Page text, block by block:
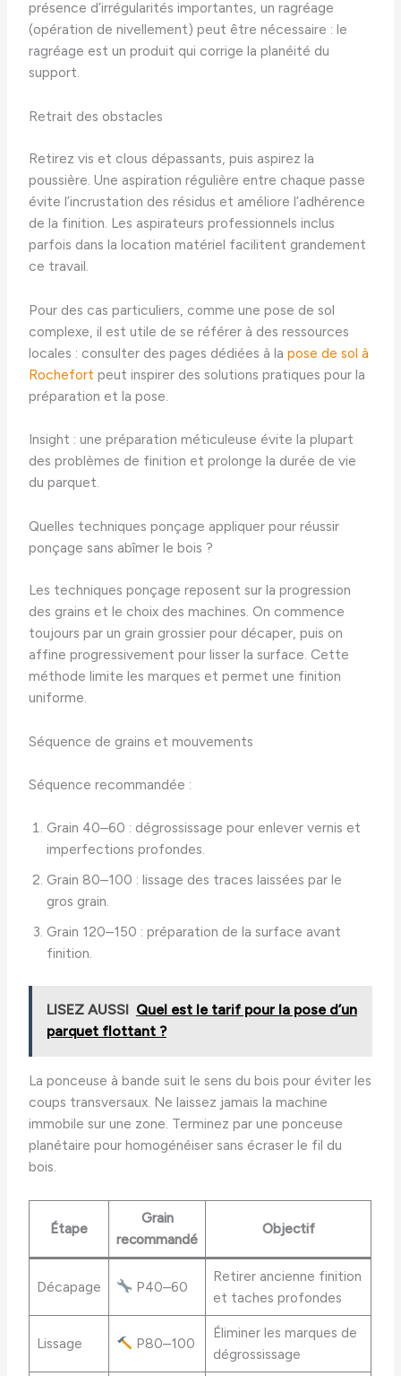
présence d’irrégularités importantes, un ragréage
(opération de nivellement) peut être nécessaire : le
ragréage est un produit qui corrige la planéité du
support.
Retrait des obstacles
Retirez vis et clous dépassants, puis aspirez la
poussière. Une aspiration régulière entre chaque passe
évite l’incrustation des résidus et améliore l’adhérence
de la finition. Les aspirateurs professionnels inclus
parfois dans la location matériel facilitent grandement
ce travail.
Pour des cas particuliers, comme une pose de sol
complexe, il est utile de se référer à des ressources
locales : consulter des pages dédiées à lapose de sol à
Rochefort peut inspirer des solutions pratiques pour la
préparation et la pose.
Insight : une préparation méticuleuse évite la plupart
des problèmes de finition et prolonge la durée de vie
du parquet.
Quelles techniques ponçage appliquer pour réussir
ponçage sans abîmer le bois ?
Les techniques ponçage reposent sur la progression
des grains et le choix des machines. On commence
toujours par un grain grossier pour décaper, puis on
affine progressivement pour lisser la surface. Cette
méthode limite les marques et permet une finition
uniforme.
Séquence de grains et mouvements
Séquence recommandée :
Grain 40–60 : dégrossissage pour enlever vernis et
imperfections profondes.
Grain 80–100 : lissage des traces laissées par le
gros grain.
Grain 120–150 : préparation de la surface avant
finition.
LISEZ AUSSI Quel est le tarif pour la pose d’un
parquet flottant ?
La ponceuse à bande suit le sens du bois pour éviter les
coups transversaux. Ne laissez jamais la machine
immobile sur une zone. Terminez par une ponceuse
planétaire pour homogénéiser sans écraser le fil du
bois.
Étape
Grain
recommandé
Objectif
Décapage P40–60
Retirer ancienne finition
et taches profondes
Lissage P80–100
Éliminer les marques de
dégrossissage